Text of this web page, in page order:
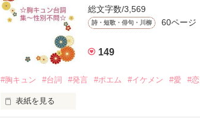
総文字数/3,569
詩・短歌・俳句・川柳 60ページ
149
#胸キュン #台詞 #発言 #ポエム #イケメン #愛 #恋
表紙を見る